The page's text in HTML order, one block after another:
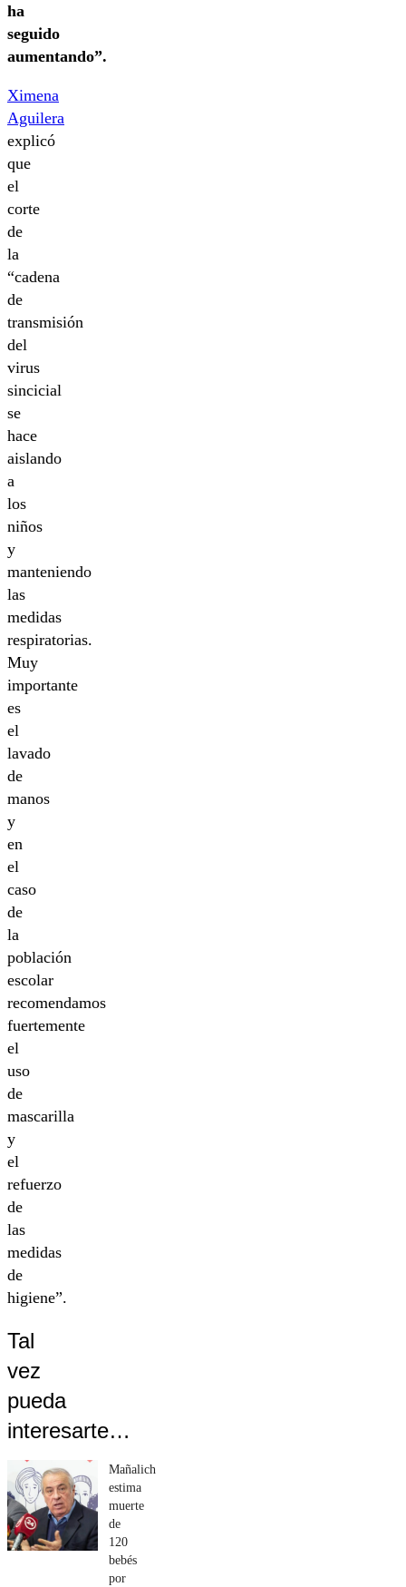
ha
seguido
aumentando”.
Ximena
Aguilera
explicó
que
el
corte
de
la
“cadena
de
transmisión
del
virus
sincicial
se
hace
aislando
a
los
niños
y
manteniendo
las
medidas
respiratorias.
Muy
importante
es
el
lavado
de
manos
y
en
el
caso
de
la
población
escolar
recomendamos
fuertemente
el
uso
de
mascarilla
y
el
refuerzo
de
las
medidas
de
higiene”.
Tal
vez
pueda
interesarte…
Mañalich
estima
muerte
de
120
bebés
por